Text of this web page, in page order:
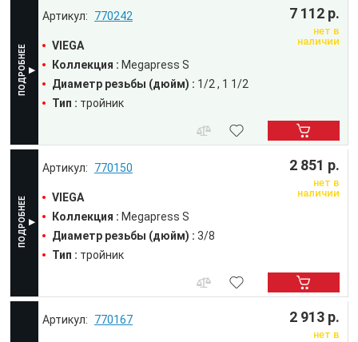
770150
VIEGA
Коллекция : Megapress S
Диаметр резьбы (дюйм) : 3/8
Тип : тройник
2 851 р.
нет в
наличии
770167 2 913 р.
нет в
770242
VIEGA
Коллекция : Megapress S
Диаметр резьбы (дюйм) : 1/2
1 1/2
Тип : тройник
7 112 р.
нет в
наличии